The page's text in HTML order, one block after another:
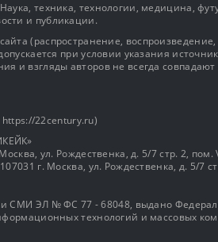
техника, технологии, медицина,
и публикации.
(распространение, воспроизведение,
при условии указания
и взгляды авторов не всегда совпадают
https://22century.ru)
ул. Рождественка, д. 5/7 стр. 2, пом.
г. Москва, ул. Рождественка, д. 5/7
СМИ ЭЛ № ФС 77 - 68048, выдано
технологий и массовых